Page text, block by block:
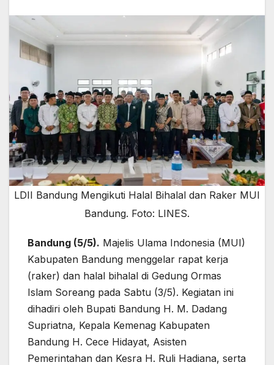
LDII Bandung Mengikuti Halal Bihalal dan Raker MUI
Bandung. Foto: LINES.
Bandung (5/5). Majelis Ulama Indonesia (MUI)
Kabupaten Bandung menggelar rapat kerja
(raker) dan halal bihalal di Gedung Ormas
Islam Soreang pada Sabtu (3/5). Kegiatan ini
dihadiri oleh Bupati Bandung H. M. Dadang
Supriatna, Kepala Kemenag Kabupaten
Bandung H. Cece Hidayat, Asisten
Pemerintahan dan Kesra H. Ruli Hadiana, serta